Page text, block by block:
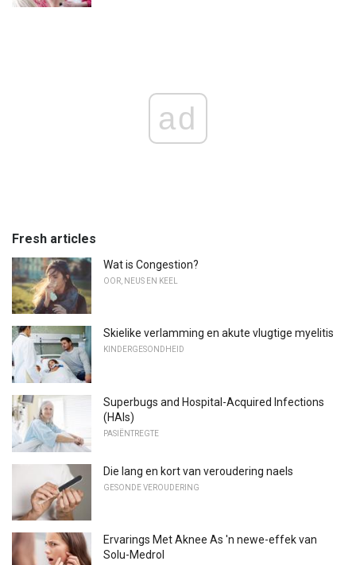
ad
Fresh articles
Wat is Congestion?
OOR, NEUS EN KEEL
Skielike verlamming en akute vlugtige myelitis
KINDERGESONDHEID
Superbugs and Hospital-Acquired Infections
(HAIs)
PASIËNTREGTE
Die lang en kort van veroudering naels
GESONDE VEROUDERING
Ervarings Met Aknee As 'n newe-effek van
Solu-Medrol